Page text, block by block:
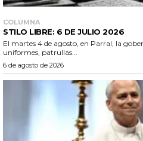
COLUMNA
STILO LIBRE: 6 DE JULIO 2026
El martes 4 de agosto, en Parral, la
uniformes, patrullas...
6 de agosto de 2026